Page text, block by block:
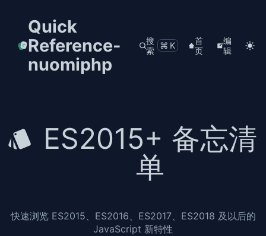
Quick
Reference-
nuomiphp
搜
索
⌘K
首
页
编
辑
ES2015+ 备忘清
单
快速浏览 ES2015、ES2016、ES2017、ES2018 及以后的
JavaScript 新特性